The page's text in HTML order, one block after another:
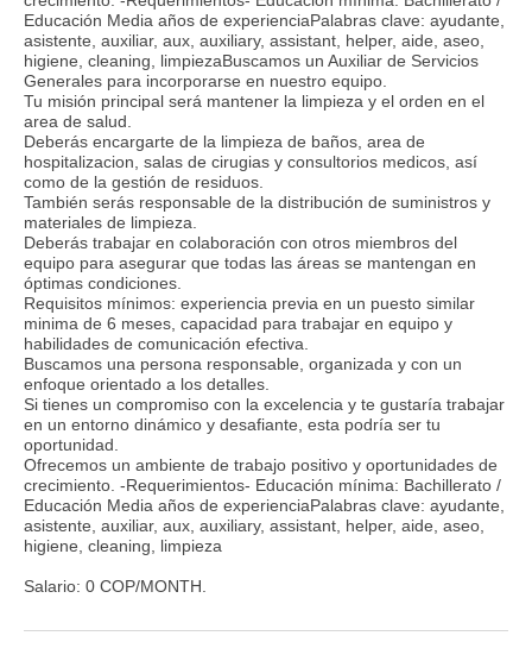
Educación Media años de experienciaPalabras clave: ayudante,
asistente, auxiliar, aux, auxiliary, assistant, helper, aide, aseo,
higiene, cleaning, limpiezaBuscamos un Auxiliar de Servicios
Generales para incorporarse en nuestro equipo.
Tu misión principal será mantener la limpieza y el orden en el
area de salud.
Deberás encargarte de la limpieza de baños, area de
hospitalizacion, salas de cirugias y consultorios medicos, así
como de la gestión de residuos.
También serás responsable de la distribución de suministros y
materiales de limpieza.
Deberás trabajar en colaboración con otros miembros del
equipo para asegurar que todas las áreas se mantengan en
óptimas condiciones.
Requisitos mínimos: experiencia previa en un puesto similar
minima de 6 meses, capacidad para trabajar en equipo y
habilidades de comunicación efectiva.
Buscamos una persona responsable, organizada y con un
enfoque orientado a los detalles.
Si tienes un compromiso con la excelencia y te gustaría trabajar
en un entorno dinámico y desafiante, esta podría ser tu
oportunidad.
Ofrecemos un ambiente de trabajo positivo y oportunidades de
crecimiento. -Requerimientos- Educación mínima: Bachillerato /
Educación Media años de experienciaPalabras clave: ayudante,
asistente, auxiliar, aux, auxiliary, assistant, helper, aide, aseo,
higiene, cleaning, limpieza
Salario: 0 COP/MONTH.